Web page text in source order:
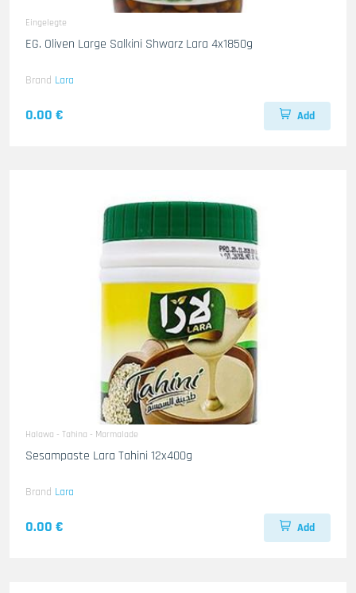
Eingelegte
EG. Oliven Large Salkini Shwarz Lara 4x1850g
Brand Lara
0.00 € Add
Halawa - Tahina - Marmalade
Sesampaste Lara Tahini 12x400g
Brand Lara
0.00 € Add